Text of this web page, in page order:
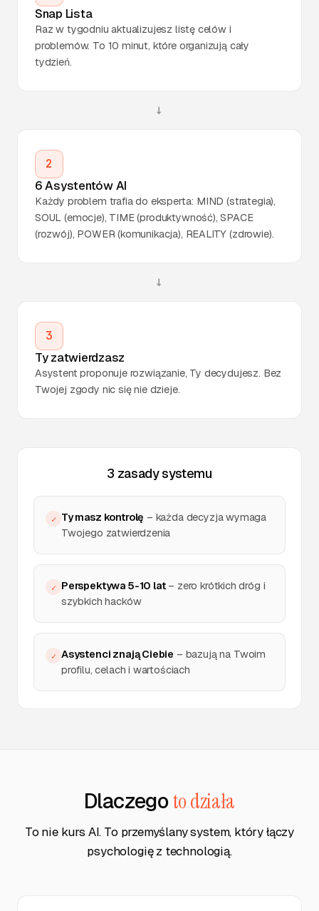
Snap Lista
Raz w tygodniu aktualizujesz listę celów i
problemów. To 10 minut, które organizują cały
tydzień.
→
2
6 Asystentów AI
Każdy problem trafia do eksperta: MIND (strategia),
SOUL (emocje), TIME (produktywność), SPACE
(rozwój), POWER (komunikacja), REALITY (zdrowie).
→
3
Ty zatwierdzasz
Asystent proponuje rozwiązanie, Ty decydujesz. Bez
Twojej zgody nic się nie dzieje.
3 zasady systemu
✓ Ty masz kontrolę – każda decyzja wymaga
Twojego zatwierdzenia
✓ Perspektywa 5-10 lat– zero krótkich dróg i
szybkich hacków
✓ Asystenci znają Ciebie – bazują na Twoim
profilu, celach i wartościach
Dlaczegoto działa
To nie kurs AI. To przemyślany system, który łączy
psychologię z technologią.